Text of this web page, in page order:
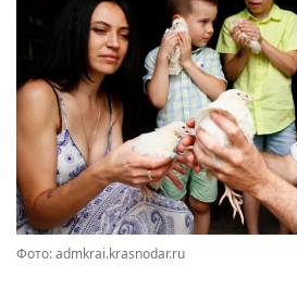
Фото: admkrai.krasnodar.ru